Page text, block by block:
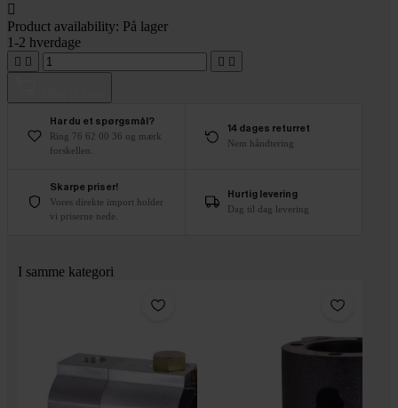

Product availability: På lager
1-2 hverdage
   
Har du et spørgsmål?
Ring 76 62 00 36 og mærk
forskellen.
14 dages returret
Nem håndtering
Skarpe priser!
Vores direkte import holder
vi priserne nede.
Hurtig levering
Dag til dag levering
I samme kategori